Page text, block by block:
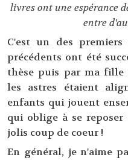
livres ont une espérance
entre
C'est un des
précédents ont été
thèse puis par ma fille
les astres étaient
enfants qui jouent
qui oblige à se
jolis coup de coeur !
En général, je n'aime